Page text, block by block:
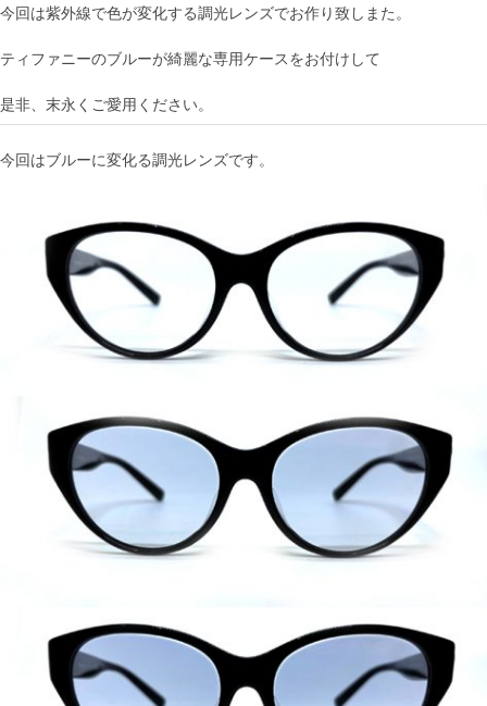
今回は紫外線で色が変化する調光レンズでお作り致しまた。
ティファニーのブルーが綺麗な専用ケースをお付けして
是非、末永くご愛用ください。
今回はブルーに変化る調光レンズです。